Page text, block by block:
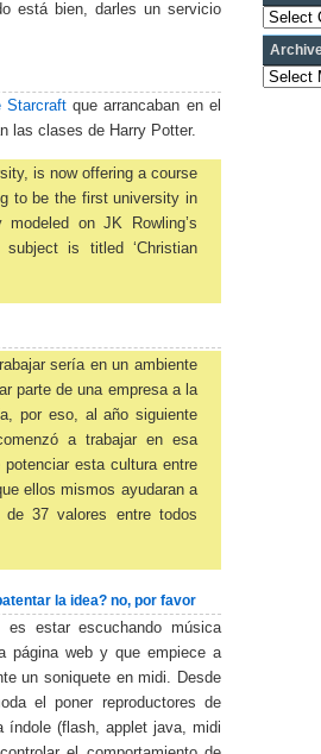
está bien, darles un servicio
Starcraftque arrancaban en el
las clases de Harry Potter.
is now offering a course
to be the first university in
on JK Rowling’s
is titled ‘Christian
sería en un ambiente
parte de una empresa a la
por eso, al año siguiente
a trabajar en esa
esta cultura entre
ellos mismos ayudaran a
37 valores entre todos
la idea? no, por favor
estar escuchando música
página web y que empiece a
un soniquete en midi. Desde
el poner reproductores de
índole (flash, applet java, midi
Categories
Archives